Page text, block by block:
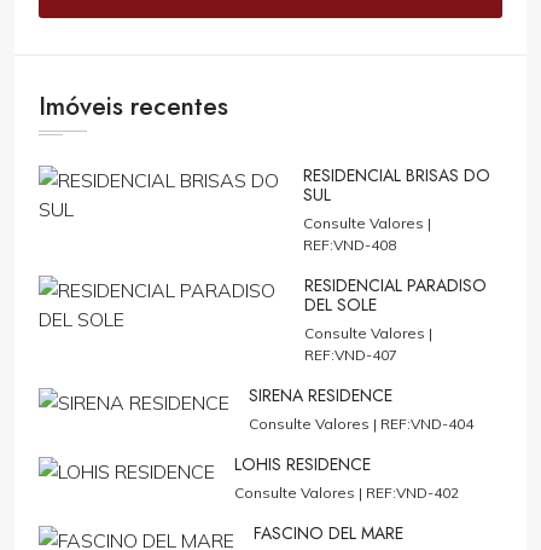
Imóveis recentes
RESIDENCIAL BRISAS DO
SUL
Consulte Valores |
REF:VND-408
RESIDENCIAL PARADISO
DEL SOLE
Consulte Valores |
REF:VND-407
SIRENA RESIDENCE
Consulte Valores | REF:VND-404
LOHIS RESIDENCE
Consulte Valores | REF:VND-402
FASCINO DEL MARE